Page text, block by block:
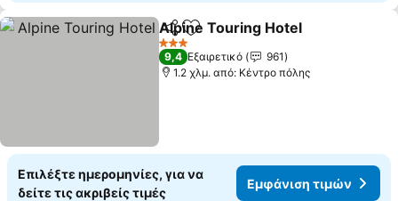
Κοινοποίηση
Προσθήκη στα αγαπημένα
Alpine Touring Hotel
3 Αστέρια
9,4 Εξαιρετικό
961
1.2 χλμ. από: Κέντρο πόλης
Επιλέξτε ημερομηνίες, για να
δείτε τις ακριβείς τιμές
Εμφάνιση τιμών